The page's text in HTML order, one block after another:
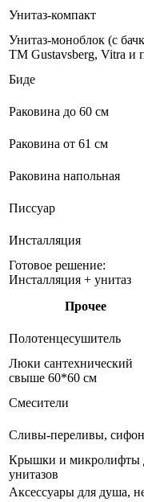
Унитаз-компакт
Унитаз-моноблок (с
ТМ Gustavsberg, Vitra и
Биде
Раковина до 60 см
Раковина от 61 см
Раковина напольная
Писсуар
Инсталляция
Готовое решение:
Инсталляция + унитаз
Прочее
Полотенцесушитель
Люки сантехнический
свыше 60*60 см
Смесители
Сливы-переливы,
Крышки и микролифты
унитазов
Аксессуары для душа,